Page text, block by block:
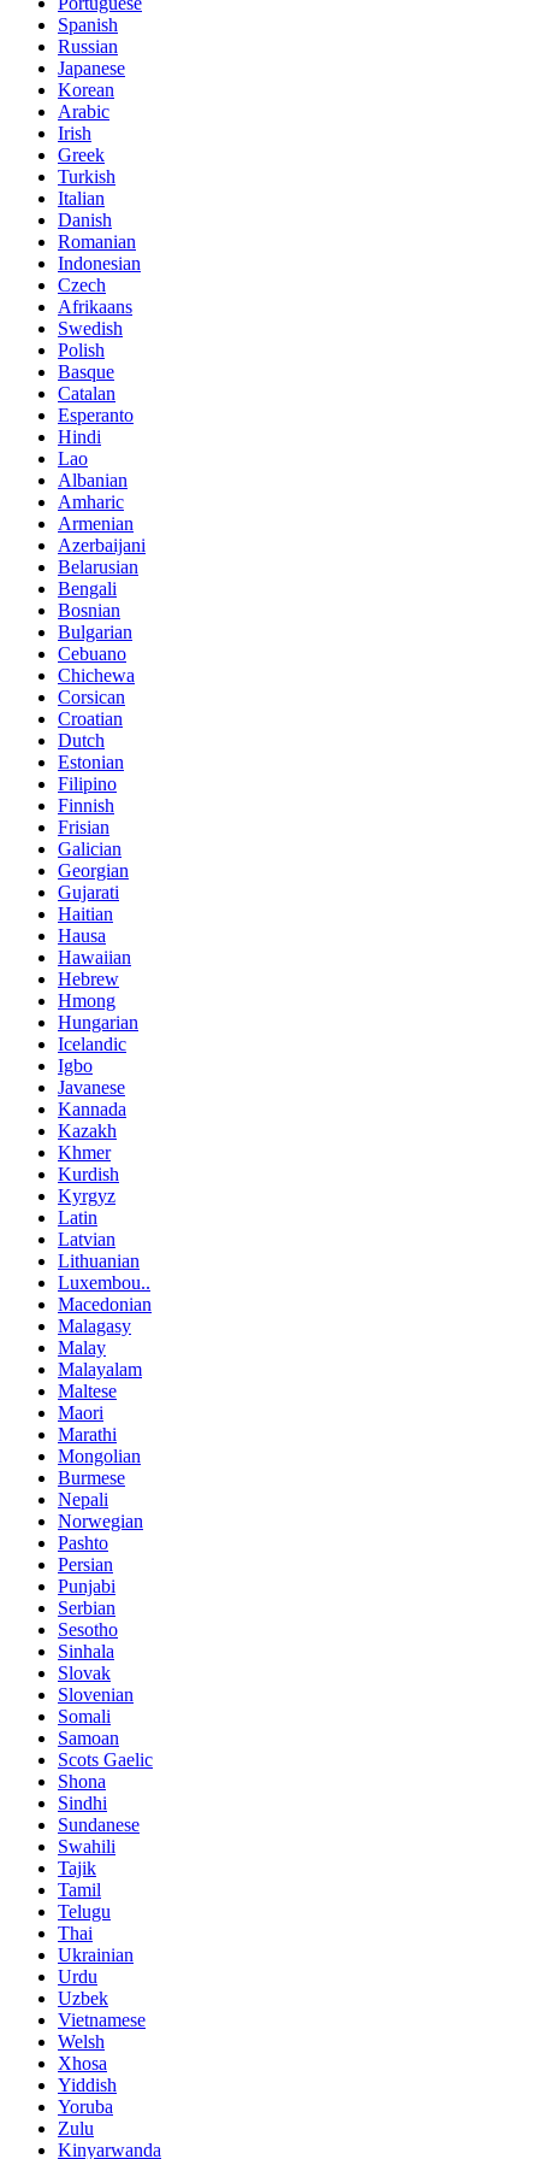
Spanish
Russian
Japanese
Korean
Arabic
Irish
Greek
Turkish
Italian
Danish
Romanian
Indonesian
Czech
Afrikaans
Swedish
Polish
Basque
Catalan
Esperanto
Hindi
Lao
Albanian
Amharic
Armenian
Azerbaijani
Belarusian
Bengali
Bosnian
Bulgarian
Cebuano
Chichewa
Corsican
Croatian
Dutch
Estonian
Filipino
Finnish
Frisian
Galician
Georgian
Gujarati
Haitian
Hausa
Hawaiian
Hebrew
Hmong
Hungarian
Icelandic
Igbo
Javanese
Kannada
Kazakh
Khmer
Kurdish
Kyrgyz
Latin
Latvian
Lithuanian
Luxembou..
Macedonian
Malagasy
Malay
Malayalam
Maltese
Maori
Marathi
Mongolian
Burmese
Nepali
Norwegian
Pashto
Persian
Punjabi
Serbian
Sesotho
Sinhala
Slovak
Slovenian
Somali
Samoan
Scots Gaelic
Shona
Sindhi
Sundanese
Swahili
Tajik
Tamil
Telugu
Thai
Ukrainian
Urdu
Uzbek
Vietnamese
Welsh
Xhosa
Yiddish
Yoruba
Zulu
Kinyarwanda